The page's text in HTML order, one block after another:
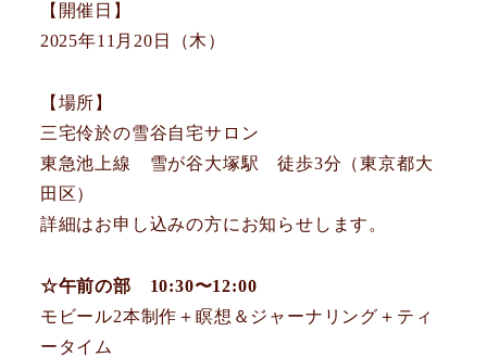
【開催日】
2025年11月20日（木）
【場所】
三宅伶於の雪谷自宅サロン
東急池上線 雪が谷大塚駅 徒歩3分（東京都大
田区）
詳細はお申し込みの方にお知らせします。
☆午前の部 10:30〜12:00
モビール2本制作＋瞑想＆ジャーナリング＋ティ
ータイム